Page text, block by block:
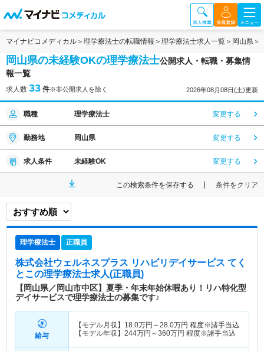
マイナビコメディカル 理学療法士の転職情報 理学療法士求人一覧 岡山県
岡山県の未経験OKの理学療法士公開求人・転職・募集情
報一覧
求人数 33 件※非公開求人を除く 2026年08月08日(土)更新
職種 理学療法士 変更する
勤務地 岡山県 変更する
求人条件 未経験OK 変更する
この検索条件を保存する 条件をクリア
理学療法士 正職員
株式会社ウェルネスプラス リハビリデイサービス てく
とこの理学療法士求人(正職員)
【岡山県／岡山市中区】夏季・年末年始休暇あり！リハ特化型
デイサービスで理学療法士の募集です♪
給与
【モデル月収】 18.0万円～28.0万円 程度※諸手当込
【モデル年収】 244万円～360万円 程度※諸手当込